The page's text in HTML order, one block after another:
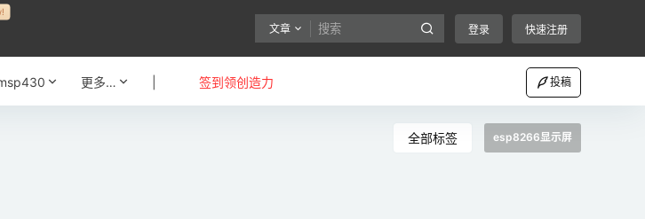
文章 登录 快速注册
更多… 签到领创造力 投稿
全部标签 esp8266显示屏